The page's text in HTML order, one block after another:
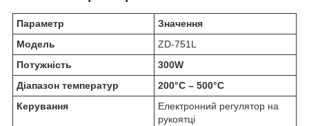
Параметр
Значення
Модель
ZD-751L
Потужність
300W
Діапазон температур
200°C – 500°C
Керування
Електронний регулятор на
рукоятці